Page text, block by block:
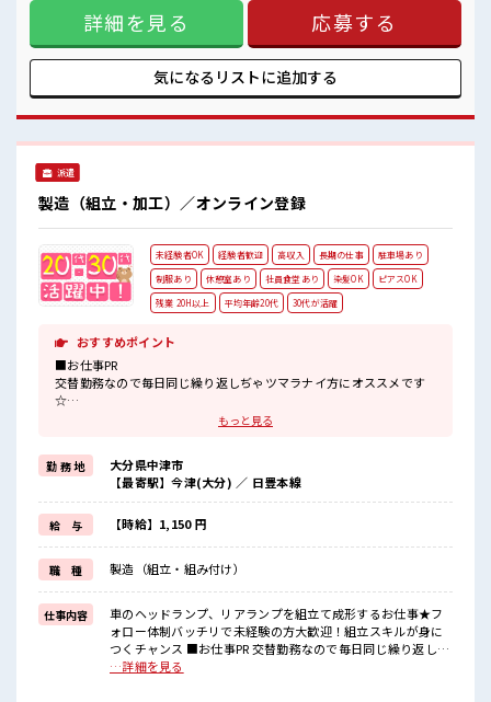
ンジするのは不安だけど、 しっかり働く環境が整っていま
す！ イチからスキルUP・ステップUP目指していきましょ
う！ ≪収入アップを目指せる≫ 高時給だらけの派遣のお仕事
由！ あなたの個性を大事にできます♪ 休憩室で楽しくランチ
詳細を見る 応募する
気になるリストに追加する
派遣
製造（組立・加工）／オンライン登録
未経験者OK 経験者歓迎 高収入 長期の仕事
駐車場あり
制服あり
休憩室あり 社員食堂あり 染髪OK
ピアスOK
残業 20H以上
平均年齢20代 30代が活躍
おすすめポイント
■お仕事PR
交替勤務なので毎日同じ繰り返しぢゃツマラナイ方にオススメです
☆
幅広い年代の方が男女共に活躍中☆
定番の週末休みでプライベートも充実☆
制服アリなのでナニ着ていこうか朝の悩みが解消♪
新しくてキレイな職場で空調完備なので年中カイテキ環境♪
駐車場完備！
マイカー通勤OKでラクラク♪
最初は誰でも未経験☆
丁寧に教えてもらえます♪
社員さん同士も仲が良くアットホームな雰囲気で分からない事も聞
きやすいので安心してスタート出来ます！
■職場の雰囲気
幅広い年代の方男女共に活躍中！
明るく活気のある職場☆
もっと見る
勤 務 地
大分県中津市
【最寄駅】今津(大分) ／ 日豊本線
給 与 【時給】1,150 円
職 種 製造（組立・組み付け）
仕事内容
車のヘッドランプ、リアランプを組立て成形するお仕事★フ
ォロー体制バッチリで未経験の方大歓迎！組立スキルが身に
つくチャンス ■お仕事PR 交替勤務なので毎日同じ繰り返しぢ
ゃツマラナイ方にオススメです☆ 幅広い年代の方が男女共に
…詳細を見る